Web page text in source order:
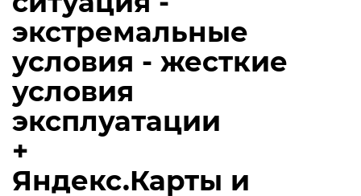
экстремальные
условия - жесткие
условия
эксплуатации
+
Яндекс.Карты и